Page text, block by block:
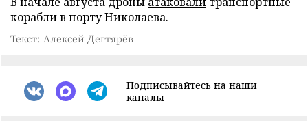
корабли в порту Николаева.
Текст: Алексей Дегтярёв
Подписывайтесь на наши
каналы